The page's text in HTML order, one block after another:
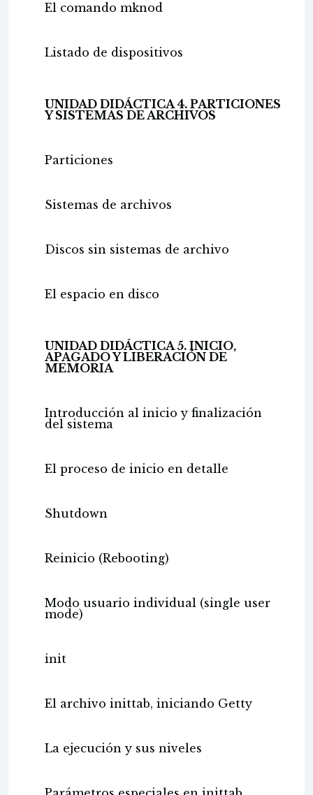
El comando mknod
Listado de dispositivos
UNIDAD DIDÁCTICA 4. PARTICIONES
Y SISTEMAS DE ARCHIVOS
Particiones
Sistemas de archivos
Discos sin sistemas de archivo
El espacio en disco
UNIDAD DIDÁCTICA 5. INICIO,
APAGADO Y LIBERACIÓN DE
MEMORIA
Introducción al inicio y finalización
del sistema
El proceso de inicio en detalle
Shutdown
Reinicio (Rebooting)
Modo usuario individual (single user
mode)
init
El archivo inittab, iniciando Getty
La ejecución y sus niveles